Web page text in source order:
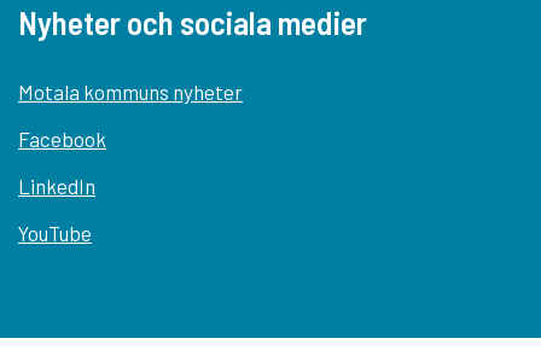
Nyheter och sociala medier
Motala kommuns nyheter
Facebook
LinkedIn
YouTube